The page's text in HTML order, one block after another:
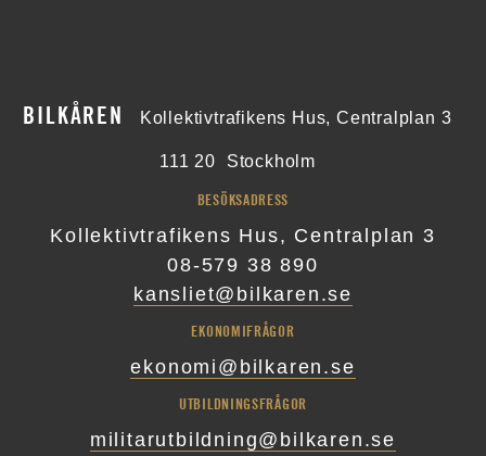
BILKÅREN Kollektivtrafikens Hus, Centralplan 3
111 20 Stockholm
BESÖKSADRESS
Kollektivtrafikens Hus, Centralplan 3
08-579 38 890
kansliet@bilkaren.se
EKONOMIFRÅGOR
ekonomi@bilkaren.se
UTBILDNINGSFRÅGOR
militarutbildning@bilkaren.se